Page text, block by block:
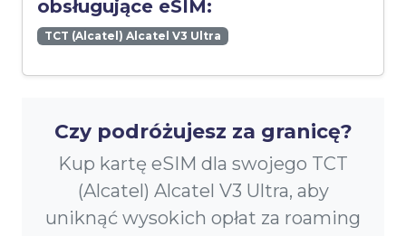
obsługujące eSIM:
TCT (Alcatel) Alcatel V3 Ultra
Czy podróżujesz za granicę?
Kup kartę eSIM dla swojego TCT
(Alcatel) Alcatel V3 Ultra, aby
uniknąć wysokich opłat za roaming